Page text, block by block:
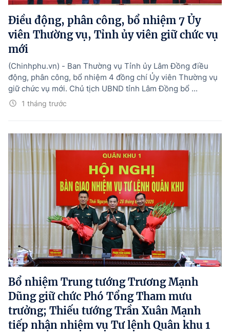
Điều động, phân công, bổ nhiệm 7 Ủy
viên Thường vụ, Tỉnh ủy viên giữ chức vụ
mới
1 tháng trước
(Chinhphu.vn) - Ban Thường vụ Tỉnh ủy Lâm Đồng điều
động, phân công, bổ nhiệm 4 đồng chí Ủy viên Thường vụ
giữ chức vụ mới. Chủ tịch UBND tỉnh Lâm Đồng bổ ...
Bổ nhiệm Trung tướng Trương Mạnh
Dũng giữ chức Phó Tổng Tham mưu
trưởng; Thiếu tướng Trần Xuân Mạnh
tiếp nhận nhiệm vụ Tư lệnh Quân khu 1